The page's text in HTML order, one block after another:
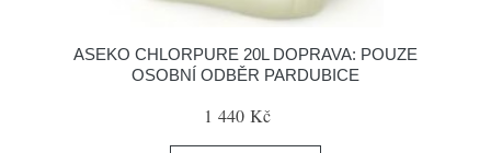
ASEKO CHLORPURE 20L DOPRAVA: POUZE
OSOBNÍ ODBĚR PARDUBICE
1 440 Kč